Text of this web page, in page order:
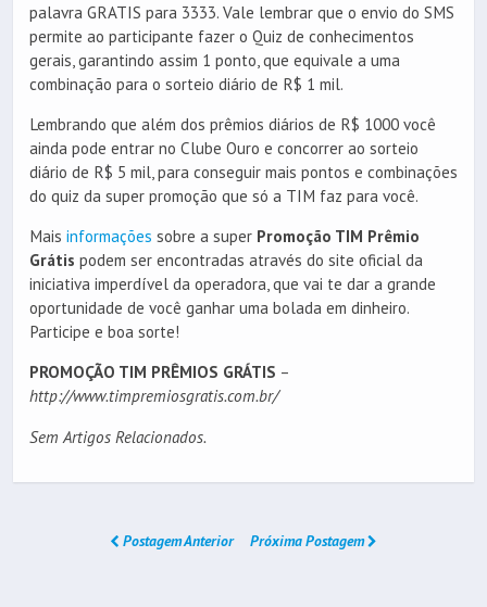
palavra GRATIS para 3333. Vale lembrar que o envio do SMS
permite ao participante fazer o Quiz de conhecimentos
gerais, garantindo assim 1 ponto, que equivale a uma
combinação para o sorteio diário de R$ 1 mil.
Lembrando que além dos prêmios diários de R$ 1000 você
ainda pode entrar no Clube Ouro e concorrer ao sorteio
diário de R$ 5 mil, para conseguir mais pontos e combinações
do quiz da super promoção que só a TIM faz para você.
Mais informações sobre a super Promoção TIM Prêmio
Grátis podem ser encontradas através do site oficial da
iniciativa imperdível da operadora, que vai te dar a grande
oportunidade de você ganhar uma bolada em dinheiro.
Participe e boa sorte!
PROMOÇÃO TIM PRÊMIOS GRÁTIS –
http://www.timpremiosgratis.com.br/
Sem Artigos Relacionados.
Postagem Anterior Próxima Postagem